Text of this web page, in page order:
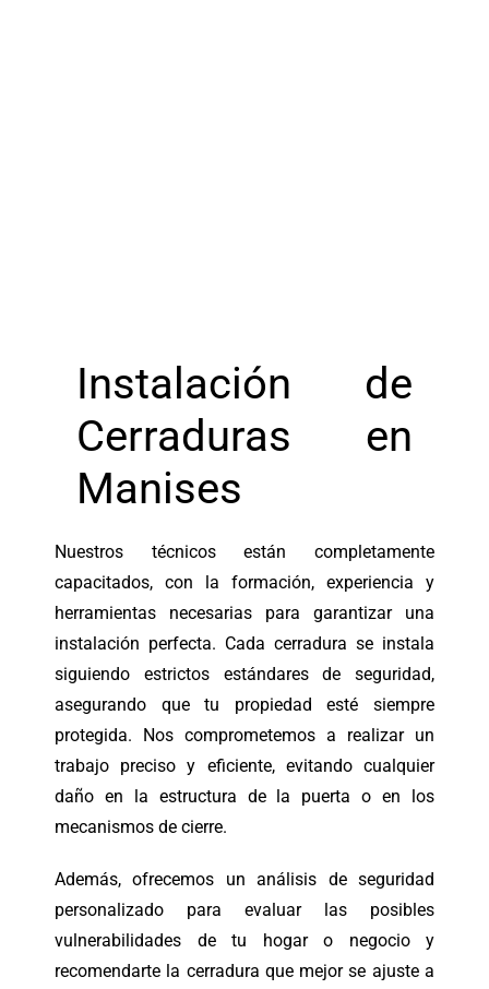
Instalación de
Cerraduras en
Manises
Nuestros técnicos están completamente
capacitados, con la formación, experiencia y
herramientas necesarias para garantizar una
instalación perfecta. Cada cerradura se instala
siguiendo estrictos estándares de seguridad,
asegurando que tu propiedad esté siempre
protegida. Nos comprometemos a realizar un
trabajo preciso y eficiente, evitando cualquier
daño en la estructura de la puerta o en los
mecanismos de cierre.
Además, ofrecemos un análisis de seguridad
personalizado para evaluar las posibles
vulnerabilidades de tu hogar o negocio y
recomendarte la cerradura que mejor se ajuste a